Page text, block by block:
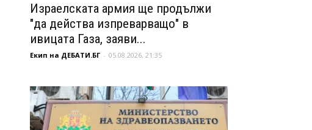
Израелската армия ще продължи
"да действа изпреварващо" в
ивицата Газа, заяви...
Екип на ДЕБАТИ.БГ - 05.08.2026, 21:35